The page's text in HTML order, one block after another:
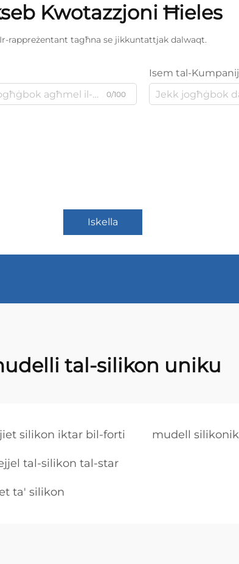
Kwotazzjoni Ħieles
Ir-rappreżentant tagħna se jikkuntattjak dalwaqt.
0/100
Isem tal-
Iskella
tal-silikon uniku
silikon iktar bil-forti mudell
tal-silikon tal-star
ta' silikon